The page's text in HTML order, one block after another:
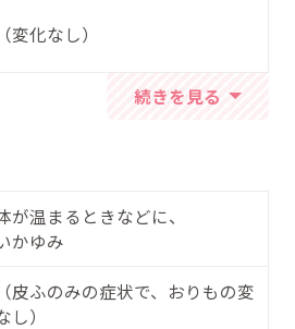
変化なし）
が温まるときなどに、
かゆみ
皮ふのみの症状で、おりもの変
し）